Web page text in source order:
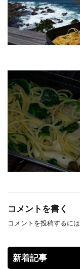
コメントを書く
コメントを投稿するには
新着記事